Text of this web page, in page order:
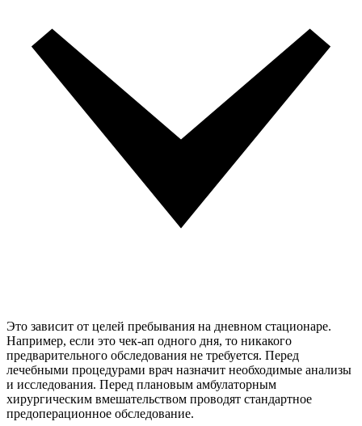
Это зависит от целей пребывания на дневном стационаре.
Например, если это чек-ап одного дня, то никакого
предварительного обследования не требуется. Перед
лечебными процедурами врач назначит необходимые анализы
и исследования. Перед плановым амбулаторным
хирургическим вмешательством проводят стандартное
предоперационное обследование.